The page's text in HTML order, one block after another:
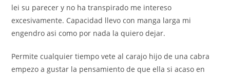
lei su parecer y no ha transpirado me intereso
excesivamente. Capacidad llevo con manga larga mi
engendro asi­ como por nada la quiero dejar.
Permite cualquier tiempo vete al carajo hijo de una cabra
empezo a gustar la pensamiento de que ella si acaso en